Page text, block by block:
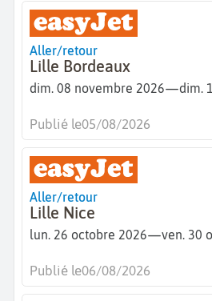
Aller/retour
Lille Bordeaux
dim. 08 novembre 2026—dim.
Publié le05/08/2026
Aller/retour
Lille Nice
lun. 26 octobre 2026—ven. 30
Publié le06/08/2026